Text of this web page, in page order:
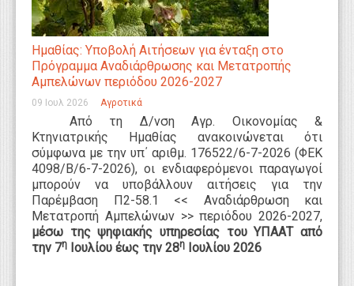
Ημαθίας: Υποβολή Αιτήσεων για ένταξη στο
Πρόγραμμα Αναδιάρθρωσης και Μετατροπής
Αμπελώνων περιόδου 2026-2027
09 Ιουλ 2026 Αγροτικά
Από τη Δ/νση Αγρ. Οικονομίας &
Κτηνιατρικής Ημαθίας ανακοινώνεται ότι
σύμφωνα με την υπ΄ αριθμ. 176522/6-7-2026 (ΦΕΚ
4098/Β/6-7-2026), οι ενδιαφερόμενοι παραγωγοί
μπορούν να υποβάλλουν αιτήσεις για την
Παρέμβαση Π2-58.1 << Αναδιάρθρωση και
Μετατροπή Αμπελώνων >> περιόδου 2026-2027,
μέσω της ψηφιακής υπηρεσίας του ΥΠΑΑΤ από
την 7η Ιουλίου έως την 28η Ιουλίου 2026
Βιβλιοθήκη Απόψεων
Κυτίο Παραπόνων Πολιτών
WEBTV